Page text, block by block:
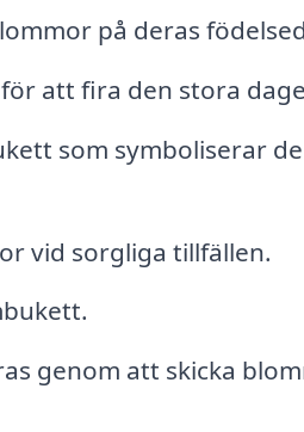
på deras
att fira den stora
som symboliserar
vid sorgliga tillfällen.
genom att skicka